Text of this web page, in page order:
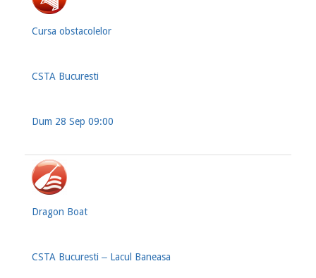
Cursa obstacolelor
CSTA Bucuresti
Dum 28 Sep 09:00
Dragon Boat
CSTA Bucuresti ‒ Lacul Baneasa